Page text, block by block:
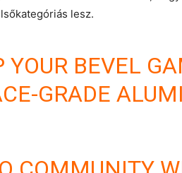
lesz.
YOUR BEVEL
GRADE